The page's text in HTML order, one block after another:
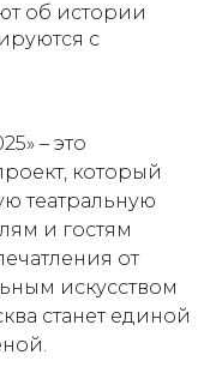
об истории
с
– это
который
театральную
и гостям
от
искусством
станет единой